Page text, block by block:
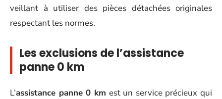
veillant à utiliser des pièces détachées originales
respectant les normes.
Les exclusions de l’assistance
panne 0 km
L’assistance panne 0 km est un service précieux qui